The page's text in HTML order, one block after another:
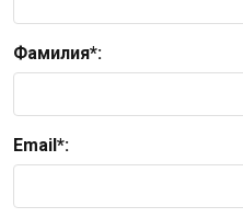
Фамилия*:
Email*: